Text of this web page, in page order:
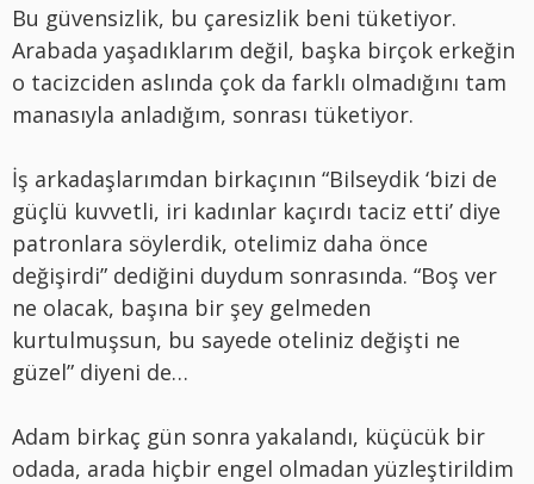
Bu güvensizlik, bu çaresizlik beni tüketiyor.
Arabada yaşadıklarım değil, başka birçok erkeğin
o tacizciden aslında çok da farklı olmadığını tam
manasıyla anladığım, sonrası tüketiyor.
İş arkadaşlarımdan birkaçının “Bilseydik ‘bizi de
güçlü kuvvetli, iri kadınlar kaçırdı taciz etti’ diye
patronlara söylerdik, otelimiz daha önce
değişirdi” dediğini duydum sonrasında. “Boş ver
ne olacak, başına bir şey gelmeden
kurtulmuşsun, bu sayede oteliniz değişti ne
güzel” diyeni de…
Adam birkaç gün sonra yakalandı, küçücük bir
odada, arada hiçbir engel olmadan yüzleştirildim